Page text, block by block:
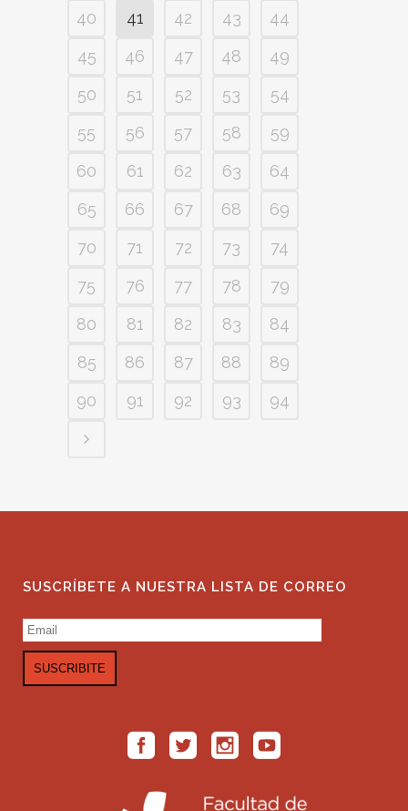
40
41 42 43
44
45
46 47 48
49
50
51 52 53
54
55
56 57 58
59
60
61 62 63
64
65
66 67 68
69
70
71 72 73
74
75
76 77 78
79
80
81 82 83
84
85
86 87 88
89
90
91 92 93 94
SUSCRÍBETE A NUESTRA LISTA DE CORREO